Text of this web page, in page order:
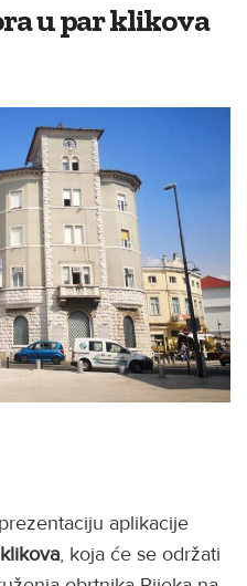
u par klikova
aplikacije
, koja će se održati